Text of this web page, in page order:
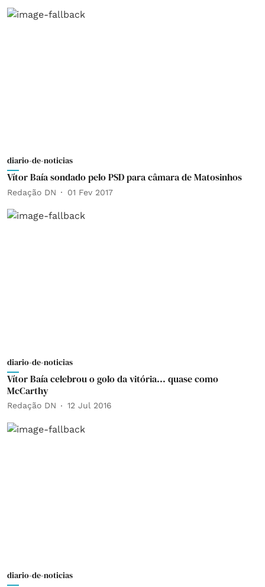
diario-de-noticias
Vítor Baía sondado pelo PSD para câmara de Matosinhos
Redação DN 01 Fev 2017
diario-de-noticias
Vítor Baía celebrou o golo da vitória... quase como
McCarthy
Redação DN 12 Jul 2016
diario-de-noticias